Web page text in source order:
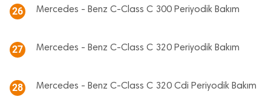
26 Mercedes - Benz C-Class C 300 Periyodik Bakım
27 Mercedes - Benz C-Class C 320 Periyodik Bakım
28 Mercedes - Benz C-Class C 320 Cdi Periyodik Bakım